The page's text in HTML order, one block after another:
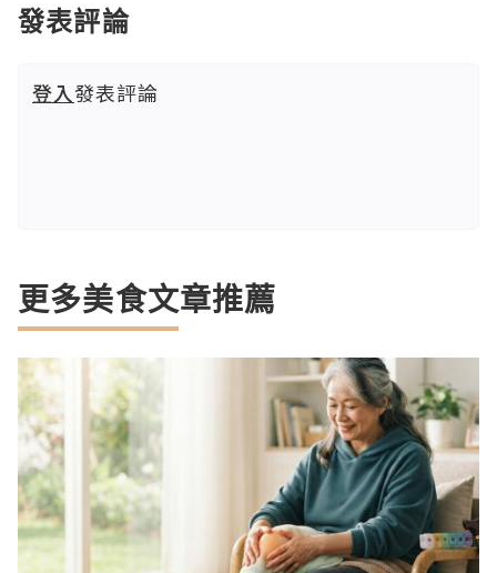
發表評論
登入發表評論
更多美食文章推薦